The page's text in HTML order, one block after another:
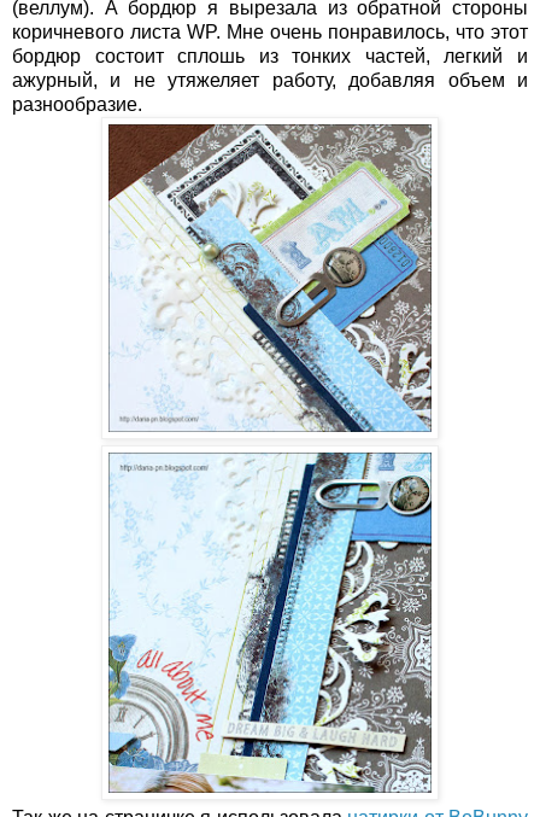
(веллум). А бордюр я вырезала из обратной стороны
коричневого листа WP. Мне очень понравилось, что этот
бордюр состоит сплошь из тонких частей, легкий и
ажурный, и не утяжеляет работу, добавляя объем и
разнообразие.